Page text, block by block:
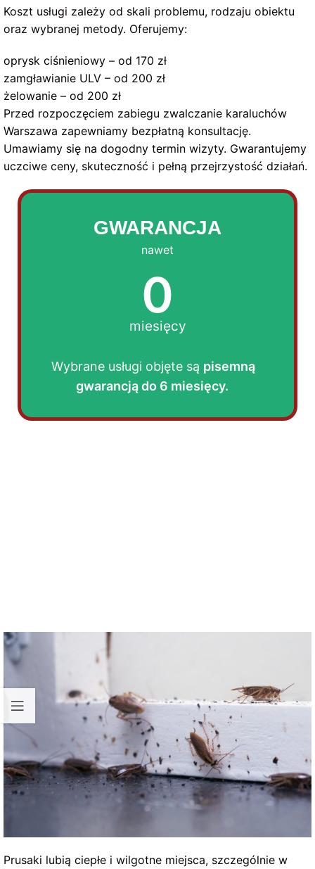
Koszt usługi zależy od skali problemu, rodzaju obiektu
oraz wybranej metody. Oferujemy:
oprysk ciśnieniowy – od 170 zł
zamgławianie ULV – od 200 zł
żelowanie – od 200 zł
Przed rozpoczęciem zabiegu zwalczanie karaluchów
Warszawa zapewniamy bezpłatną konsultację.
Umawiamy się na dogodny termin wizyty. Gwarantujemy
uczciwe ceny, skuteczność i pełną przejrzystość działań.
GWARANCJA
nawet
miesięcy
0
Wybrane usługi objęte są pisemną
gwarancją do 6 miesięcy.
Prusaki lubią ciepłe i wilgotne miejsca, szczególnie w